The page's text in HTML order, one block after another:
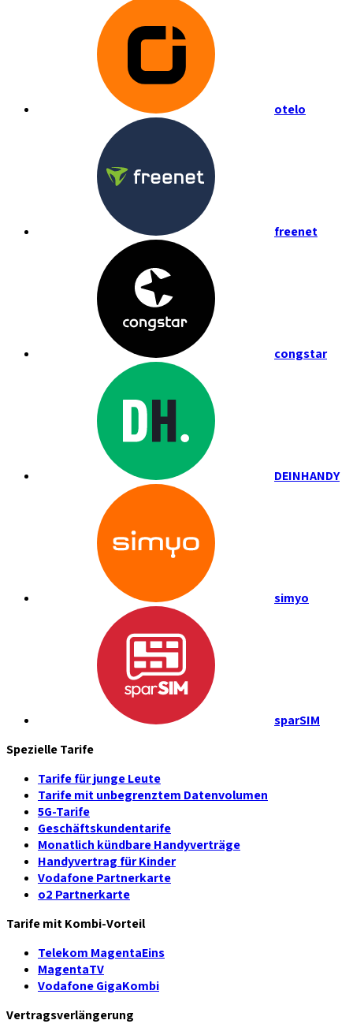
otelo
freenet
congstar
DEINHANDY
simyo
sparSIM
Spezielle Tarife
Tarife für junge Leute
Tarife mit unbegrenztem Datenvolumen
5G-Tarife
Geschäftskundentarife
Monatlich kündbare Handyverträge
Handyvertrag für Kinder
Vodafone Partnerkarte
o2 Partnerkarte
Tarife mit Kombi-Vorteil
Telekom MagentaEins
MagentaTV
Vodafone GigaKombi
Vertragsverlängerung